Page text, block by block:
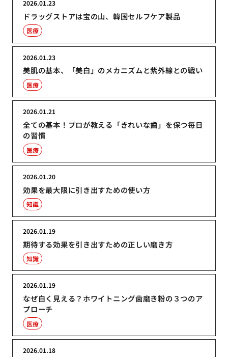
ドラッグストアは宝の山、韓国セルフケア製品
2026.01.23
医療
美肌の基本、「美白」のメカニズムと紫外線との戦い
2026.01.23
医療
全ての基本！プロが教える「きれいな歯」を保つ毎日
の習慣
2026.01.21
医療
効果を最大限に引き出すための使い方
2026.01.20
知識
期待する効果を引き出すための正しい磨き方
2026.01.19
知識
なぜ白く見える？ホワイトニング歯磨き粉の３つのア
プローチ
2026.01.19
医療
2026.01.18